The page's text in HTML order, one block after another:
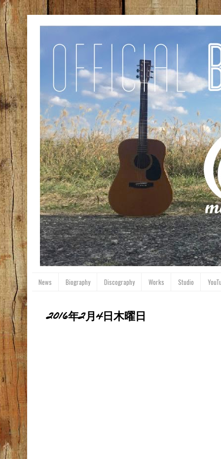
News Biography Discography Works Studio
2016年2月4日木曜日